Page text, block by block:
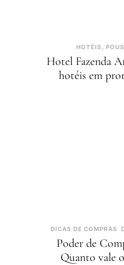
HOTÉIS,
Hotel Fazenda
hotéis em
DICAS DE COMPRAS
Poder de
Quanto vale